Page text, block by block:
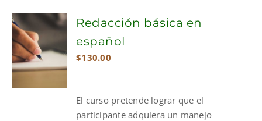
ADD TO
CART
Redacción básica en
español
$130.00
El curso pretende lograr que el
participante adquiera un manejo